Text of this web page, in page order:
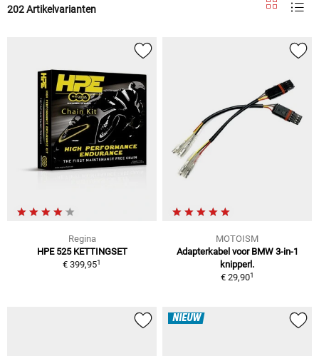
202 Artikelvarianten
Regina
HPE 525 KETTINGSET
€ 399,951
MOTOISM
Adapterkabel voor BMW 3-in-1
knipperl.
€ 29,901
NIEUW